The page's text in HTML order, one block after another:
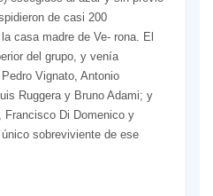
de casi 200
casa madre de Ve- rona. El
del grupo, y venía
Vignato, Antonio
Ruggera y Bruno Adami; y
Francisco Di Domenico y
sobreviviente de ese